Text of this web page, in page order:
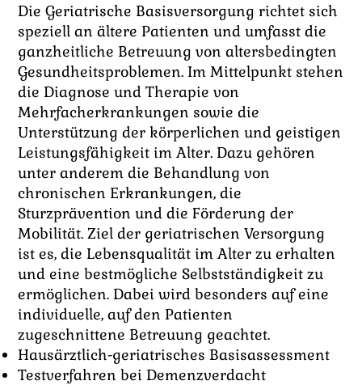
Die Geriatrische Basisversorgung richtet sich
speziell an ältere Patienten und umfasst die
ganzheitliche Betreuung von altersbedingten
Gesundheitsproblemen. Im Mittelpunkt stehen
die Diagnose und Therapie von
Mehrfacherkrankungen sowie die
Unterstützung der körperlichen und geistigen
Leistungsfähigkeit im Alter. Dazu gehören
unter anderem die Behandlung von
chronischen Erkrankungen, die
Sturzprävention und die Förderung der
Mobilität. Ziel der geriatrischen Versorgung
ist es, die Lebensqualität im Alter zu erhalten
und eine bestmögliche Selbstständigkeit zu
ermöglichen. Dabei wird besonders auf eine
individuelle, auf den Patienten
zugeschnittene Betreuung geachtet.
Hausärztlich-geriatrisches Basisassessment
Testverfahren bei Demenzverdacht